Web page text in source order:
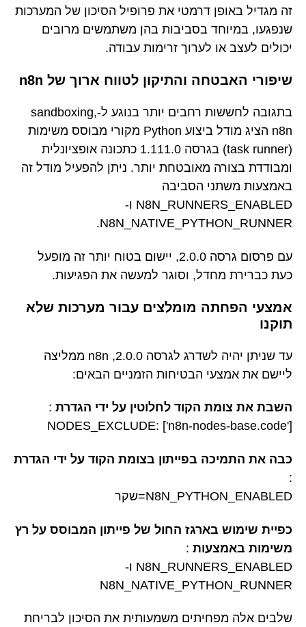
זה מגדיל באופן דרמטי את פרופיל הסיכון של המערכות
שנפגעו, במיוחד בסביבות בהן משתמשים מרובים
יכולים לעצב או לערוך זרימות עבודה.
שיפורי האבטחה והתיקון לטווח ארוך של n8n
בתגובה לחששות רחבים יותר בנוגע ל-sandboxing,
n8n הציג מודל ביצוע Python מקורי מבוסס משימות
(task runner) בגרסה 1.111.0 כתכונה אופציונלית
ומבודדת בצורה מאובטחת יותר. ניתן להפעיל מודל זה
באמצעות משתני הסביבה
N8N_RUNNERS_ENABLED ו-
N8N_NATIVE_PYTHON_RUNNER.
עם פרסום גרסה 2.0.0, יישום בטוח יותר זה מופעל
כעת כברירת מחדל, וסוגר למעשה את הפגיעות.
אמצעי הפחתה מומלצים עבור מערכות שלא
תוקנו
עד שניתן יהיה לשדרג לגרסה 2.0.0, n8n ממליצה
ליישם את אמצעי הבטיחות הזמניים הבאים:
השבת את צומת הקוד לחלוטין על ידי הגדרת :
NODES_EXCLUDE: ['n8n-nodes-base.code']
כבה את התמיכה בפייתון בצומת הקוד על ידי הגדרת
:
N8N_PYTHON_ENABLED=שקר
כפיית שימוש בארגז החול של פייתון המבוסס על רץ
משימות באמצעות :
N8N_RUNNERS_ENABLED ו-
N8N_NATIVE_PYTHON_RUNNER
שלבים אלה מפחיתים משמעותית את הסיכון לבריחת